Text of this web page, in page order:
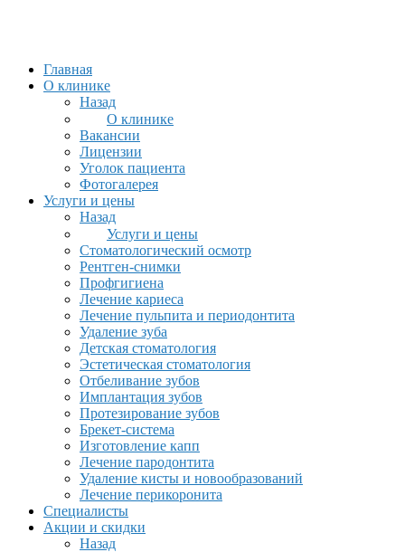
Главная
О клинике
Назад
О клинике
Вакансии
Лицензии
Уголок пациента
Фотогалерея
Услуги и цены
Назад
Услуги и цены
Стоматологический осмотр
Рентген-снимки
Профгигиена
Лечение кариеса
Лечение пульпита и периодонтита
Удаление зуба
Детская стоматология
Эстетическая стоматология
Отбеливание зубов
Имплантация зубов
Протезирование зубов
Брекет-система
Изготовление капп
Лечение пародонтита
Удаление кисты и новообразований
Лечение перикоронита
Специалисты
Акции и скидки
Назад